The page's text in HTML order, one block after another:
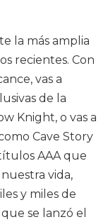
la más amplia
recientes. Con
vas a
de la
Knight, o vas a
Cave Story
AAA que
vida,
y miles de
se lanzó el